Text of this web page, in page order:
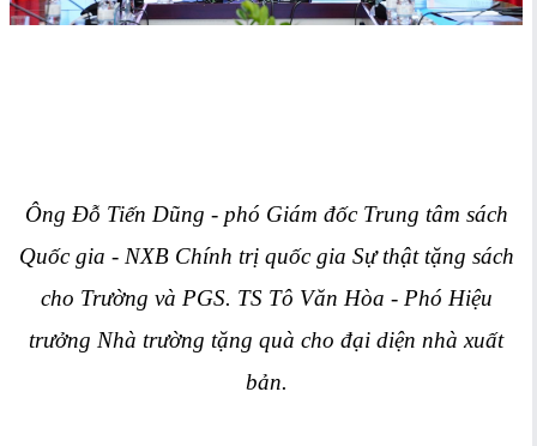
Ông Đỗ Tiến Dũng - phó Giám đốc Trung tâm sách
Quốc gia - NXB Chính trị quốc gia Sự thật tặng sách
cho Trường và PGS. TS Tô Văn Hòa - Phó Hiệu
trưởng Nhà trường tặng quà cho đại diện nhà xuất
bản.